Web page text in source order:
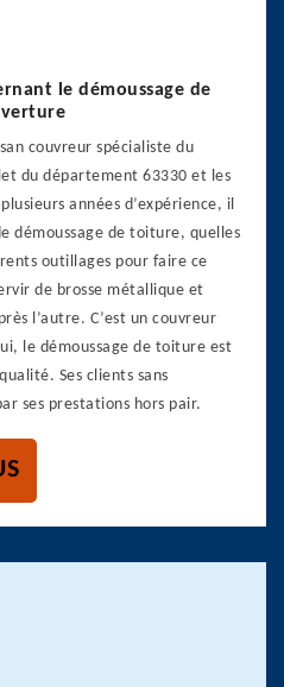
le démoussage de
couvreur spécialiste du
du département 63330 et les
années d’expérience, il
démoussage de toiture, quelles
outillages pour faire ce
de brosse métallique et
l’autre. C’est un couvreur
le démoussage de toiture est
Ses clients sans
ses prestations hors pair.